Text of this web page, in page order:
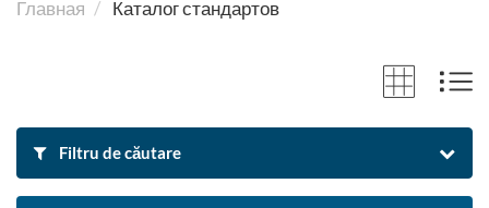
Главная Каталог стандартов
Filtru de căutare